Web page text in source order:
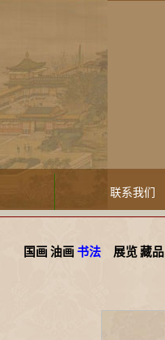
联系我们
国画 油画 书法 展览 藏品